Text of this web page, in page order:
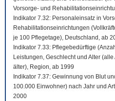
Vorsorge- und
Indikator 7.32: Personaleinsatz in
Rehabilitationseinrichtungen
je 100 Pflegetage), Deutschland, ab
Indikator 7.33: Pflegebedürftige
Leistungen, Geschlecht und Alter
älter), Region, ab 1999
Indikator 7.37: Gewinnung von Blut
100.000 Einwohner) nach Jahr und
2000